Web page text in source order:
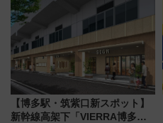
【博多駅・筑紫口新スポット】
新幹線高架下「VIERRA博多テ